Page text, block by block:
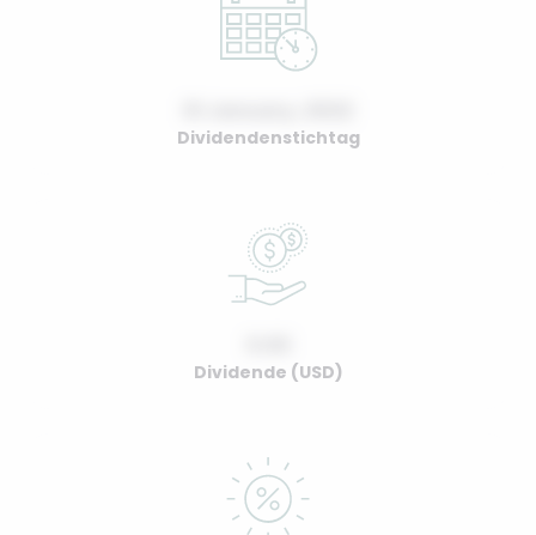
Dividendenstichtag
Dividende (USD)